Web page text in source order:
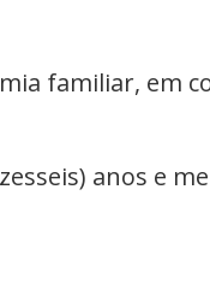
familiar, em
anos e